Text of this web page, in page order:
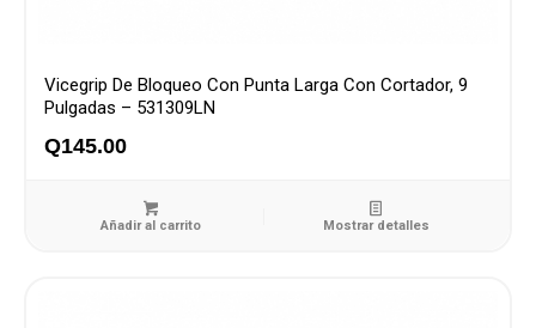
Vicegrip De Bloqueo Con Punta Larga Con Cortador, 9
Pulgadas – 531309LN
Q145.00
Añadir al carrito Mostrar detalles